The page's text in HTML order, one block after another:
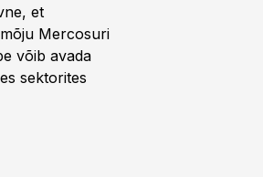
et
Mercosuri
võib avada
sektorites